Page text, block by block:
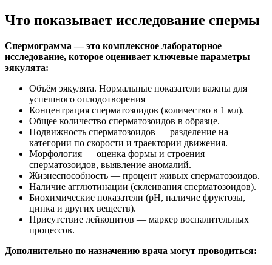
Что показывает исследование спермы
Спермограмма — это комплексное лабораторное
исследование, которое оценивает ключевые параметры
эякулята:
Объём эякулята. Нормальные показатели важны для
успешного оплодотворения
Концентрация сперматозоидов (количество в 1 мл).
Общее количество сперматозоидов в образце.
Подвижность сперматозоидов — разделение на
категории по скорости и траектории движения.
Морфология — оценка формы и строения
сперматозоидов, выявление аномалий.
Жизнеспособность — процент живых сперматозоидов.
Наличие агглютинации (склеивания сперматозоидов).
Биохимические показатели (pH, наличие фруктозы,
цинка и других веществ).
Присутствие лейкоцитов — маркер воспалительных
процессов.
Дополнительно по назначению врача могут проводиться: